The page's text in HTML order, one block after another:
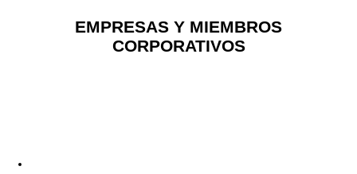
EMPRESAS Y MIEMBROS
CORPORATIVOS